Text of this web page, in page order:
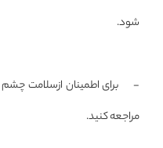
شود.
- برای اطمینان ازسلامت چشم
مراجعه کنید.